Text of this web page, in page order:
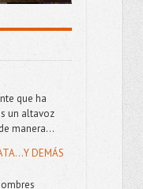
que ha
un altavoz
manera...
DEMÁS